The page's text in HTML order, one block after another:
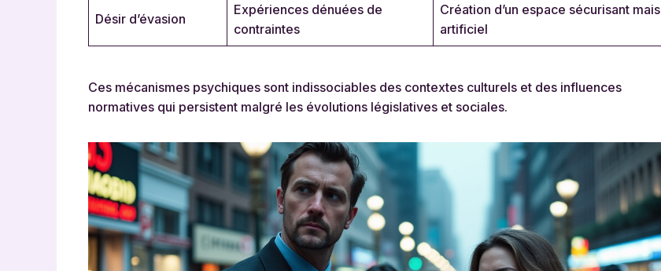
Désir d’évasion
Expériences dénuées de
contraintes
Création d’un espace sécurisant mais
artificiel
Ces mécanismes psychiques sont indissociables des contextes culturels et des influences
normatives qui persistent malgré les évolutions législatives et sociales.